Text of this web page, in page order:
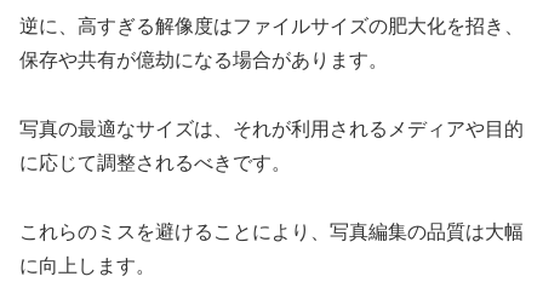
逆に、高すぎる解像度はファイルサイズの肥大化を招き、
保存や共有が億劫になる場合があります。
写真の最適なサイズは、それが利用されるメディアや目的
に応じて調整されるべきです。
これらのミスを避けることにより、写真編集の品質は大幅
に向上します。